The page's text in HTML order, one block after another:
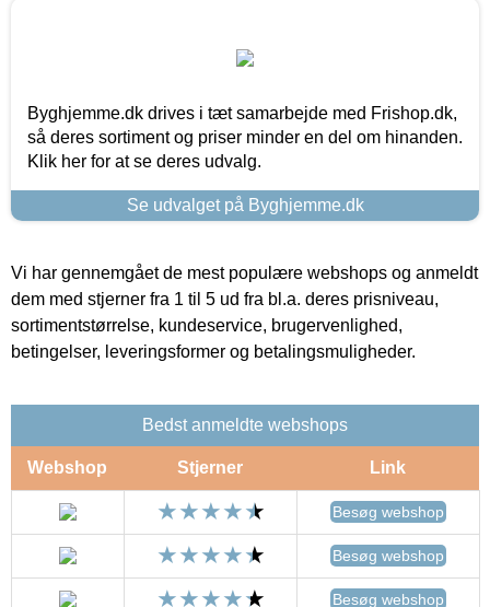
Byghjemme.dk drives i tæt samarbejde med Frishop.dk,
så deres sortiment og priser minder en del om hinanden.
Klik her for at se deres udvalg.
Se udvalget på Byghjemme.dk
Vi har gennemgået de mest populære webshops og anmeldt
dem med stjerner fra 1 til 5 ud fra bl.a. deres prisniveau,
sortimentstørrelse, kundeservice, brugervenlighed,
betingelser, leveringsformer og betalingsmuligheder.
Bedst anmeldte webshops
Webshop Stjerner Link
Besøg webshop
Besøg webshop
Besøg webshop